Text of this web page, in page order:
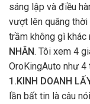
sáng lập và điều
vượt lên quãng
trầm không gì khác
NHÂN. Tôi xem 4
OroKingAuto như 4
1.KINH DOANH
lần bất tin là câu